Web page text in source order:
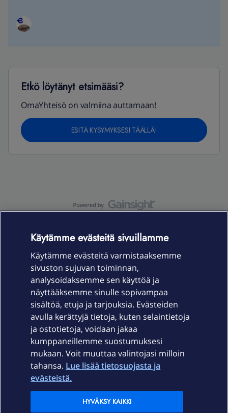
Etkö löytänyt etsimääsi?
OmaYhteisö on valmiina auttamaan!
ESITÄ KYSYMYKSESI TÄÄLLÄ!
Laitteet & liittymät
Palvelut
Ajankohtaista
Elisa Oyj
Käytämme evästeitä sivuillamme
Käytämme evästeitä varmistaaksemme
sivuston sujuvan toiminnan,
analysoidaksemme sen käyttöä ja
näyttääksemme sinulle sopivampaa
sisältöä, etuja ja tarjouksia. Evästeiden
avulla kerättyjä tietoja, kuten selaintietoja
ja ostotietoja, voidaan jakaa
kumppaneillemme suostumuksesi
mukaan. Voit muuttaa valintojasi milloin
tahansa. Lue lisää tietosuojasta ja
evästeistä.
HYVÄKSY KAIKKI